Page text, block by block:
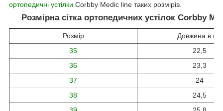
ортопедичні устілки Corbby Medic line таких розмірів.
Розмірна сітка ортопедичних устілок Corbby
Розмір
Довжина в см
35
22,5
36
23,3
37
24
38
24,5